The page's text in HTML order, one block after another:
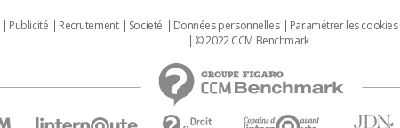
Publicité Recrutement Societé Données personnelles Paramétrer les cookies
© 2022 CCM Benchmark